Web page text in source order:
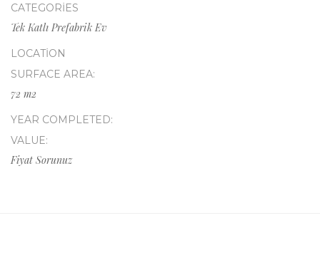
CATEGORIES
Tek Katlı Prefabrik Ev
LOCATION
SURFACE AREA:
72 m2
YEAR COMPLETED:
VALUE:
Fiyat Sorunuz